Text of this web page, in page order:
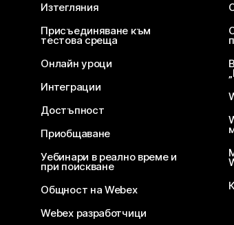
Изтегляния
Присъединяване към
тестова среща
Онлайн уроци
Интеграции
Достъпност
Приобщаване
Уебинари в реално време и
при поискване
Общност на Webex
Webex разработчици